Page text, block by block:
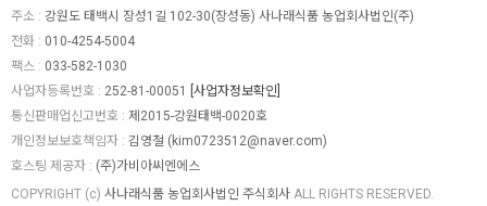
주소 : 강원도 태백시 장성1길 102-30(장성동) 사나래식품 농업회사법인(주)
전화 : 010-4254-5004
팩스 : 033-582-1030
사업자등록번호 : 252-81-00051
[사업자정보확인]
통신판매업신고번호 : 제2015-강원태백-0020호
개인정보보호책임자 : 김영철 ( kim0723512@naver.com)
호스팅 제공자 : (주)가비아씨엔에스
COPYRIGHT (c) 사나래식품 농업회사법인 주식회사 ALL RIGHTS RESERVED.